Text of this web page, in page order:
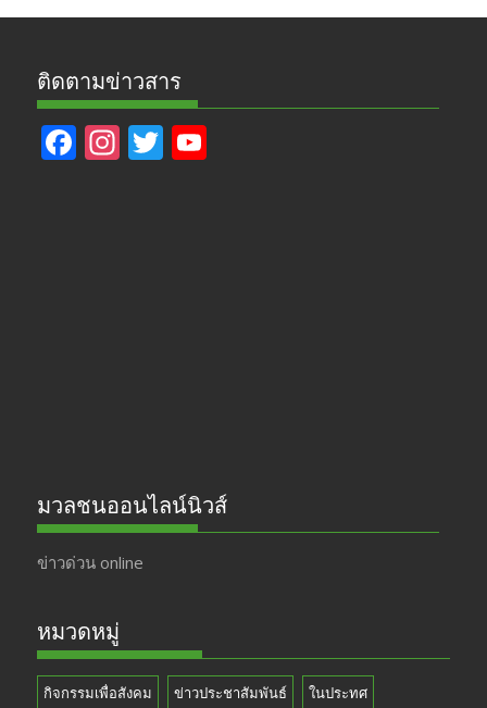
ติดตามข่าวสาร
F In T
มวลชนออนไลน์นิวส์
ข่าวด่วน online
หมวดหมู่
กิจกรรมเพื่อสังคม ข่าวประชาสัมพันธ์ ในประทศ